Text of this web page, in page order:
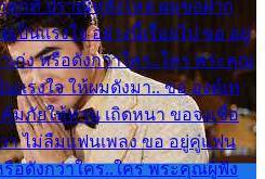
ทุกที่ ปราณีหลั่งไหล ผมขอฝาก
เป็นแรงใจ อย่างนี้เรื่อยไป ขอ อยู่
เก่ง หรือดังกว่าใคร..ใคร พระคุณ
แรงใจ ให้ผมดังมา.. ขอ องค์เท
มภัยให้ท่าน เถิดหนา ขอจงเชื่อ
า ไม่ลืมแฟนเพลง ขอ อยู่คู่แฟน
รือดังกว่าใคร..ใคร พระคุณผู้ฟัง